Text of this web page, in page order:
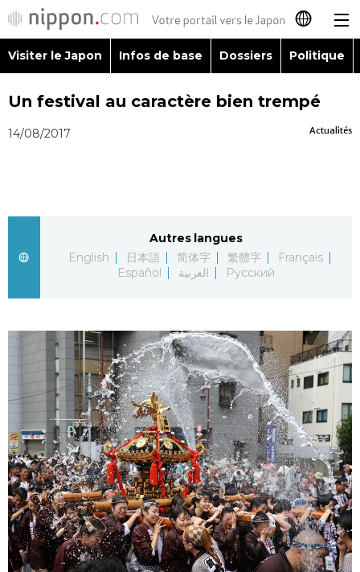
日本語
English
العربية
Économie
Société
Culture
Gastronomie
Le japonais
En plus
Visiter le Japon Infos de base Dossiers Politique
Un festival au caractère bien trempé
Actualités
14/08/2017
Autres langues
English
日本語 简体字 繁體字
Français
Español
العربية Русский